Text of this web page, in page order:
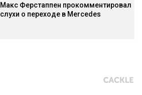
Макс Ферстаппен прокомментировал
слухи о переходе в Mercedes